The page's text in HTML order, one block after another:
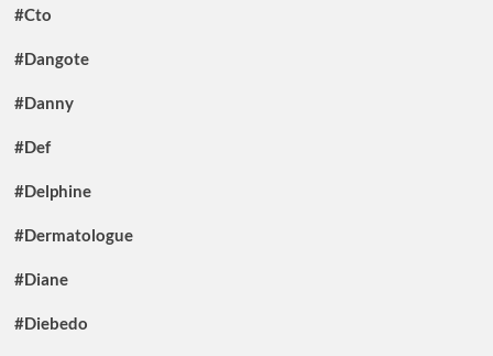
#Cto
#Dangote
#Danny
#Def
#Delphine
#Dermatologue
#Diane
#Diebedo